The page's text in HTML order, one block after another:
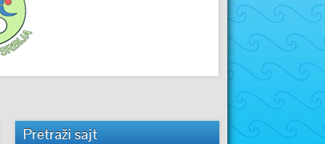
Pretraži sajt